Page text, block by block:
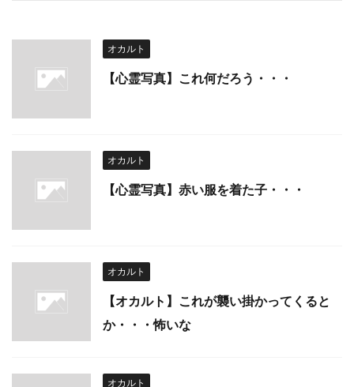
オカルト
【心霊写真】これ何だろう・・・
オカルト
【心霊写真】赤い服を着た子・・・
オカルト
【オカルト】これが襲い掛かってくると
か・・・怖いな
オカルト